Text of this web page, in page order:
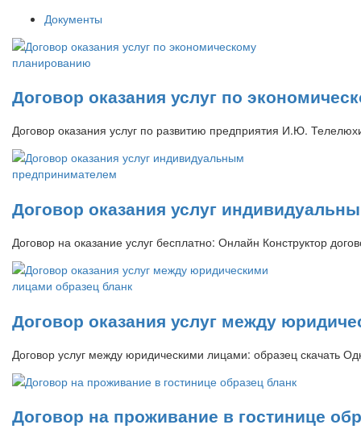
Документы
Договор оказания услуг по
Договор оказания услуг по развитию предприятия И.Ю.
Договор оказания услуг
Договор на оказание услуг бесплатно: Онлайн Конструктор
Договор оказания услуг между
Договор услуг между юридическими лицами: образец
Договор на проживание в гостинице